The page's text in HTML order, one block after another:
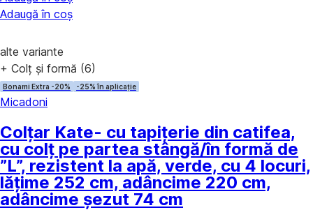
Adaugă în coș
alte variante
+ Colț și formă (6)
Bonami Extra -20% -25% în aplicație
Micadoni
Colțar Kate- cu tapițerie din catifea,
cu colț pe partea stângă/în formă de
”L”, rezistent la apă, verde, cu 4 locuri,
lățime 252 cm, adâncime 220 cm,
adâncime șezut 74 cm